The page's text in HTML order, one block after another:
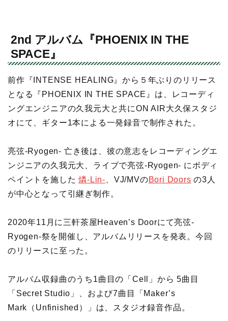
2nd アルバム『PHOENIX IN THE
SPACE』
前作『INTENSE HEALING』から５年ぶりのリリース
となる『PHOENIX IN THE SPACE』は、レコーディ
ングエンジニアの久我元大と共にON AIR大久保スタジ
オにて、ギター1本による一発録音で制作された。
亮弦-Ryogen- 亡き後は、彼の意志をレコーディングエ
ンジニアの久我元大、ライブで亮弦-Ryogen- にボディ
ペイントを施した燐-Lin- 、VJ/MVのBori Doors の3人
が中心となって引継ぎ制作。
2020年11月に三軒茶屋Heaven’s Doorにて亮弦-
Ryogen-祭を開催し、アルバムリリースを発表。今回
のリリースに至った。
アルバム収録曲のうち1曲目の「Cell」から 5曲目
「Secret Studio」、および7曲目「Maker’s
Mark（Unfinished）」は、スタジオ録音作品。